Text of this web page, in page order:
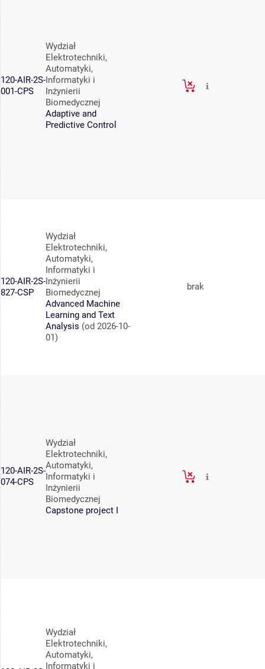
120-AIR-2S-
001-CPS
Wydział
Elektrotechniki,
Automatyki,
Informatyki i
Inżynierii
Biomedycznej
Adaptive and
Predictive Control
120-AIR-2S-
827-CSP
Wydział
Elektrotechniki,
Automatyki,
Informatyki i
Inżynierii
Biomedycznej
Advanced Machine
Learning and Text
Analysis (od 2026-10-
01)
brak
120-AIR-2S-
074-CPS
Wydział
Elektrotechniki,
Automatyki,
Informatyki i
Inżynierii
Biomedycznej
Capstone project I
Wydział
Elektrotechniki,
Automatyki,
Informatyki i